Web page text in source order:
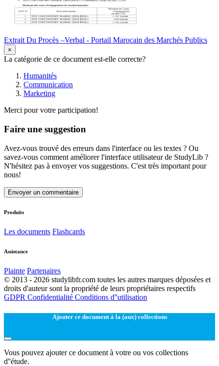
Extrait Du Procès –Verbal - Portail Marocain des Marchés Publics
×
La catégorie de ce document est-elle correcte?
Humanités
Communication
Marketing
Merci pour votre participation!
Faire une suggestion
Avez-vous trouvé des erreurs dans l'interface ou les textes ? Ou
savez-vous comment améliorer l'interface utilisateur de StudyLib ?
N'hésitez pas à envoyer vos suggestions. C'est très important pour
nous!
Envoyer un commentaire
Produits
Les documents Flashcards
Assistance
Plainte Partenaires
© 2013 - 2026 studylibfr.com toutes les autres marques déposées et
droits d'auteur sont la propriété de leurs propriétaires respectifs
GDPR Confidentialité Conditions d''utilisation
Ajouter ce document à la (aux) collections
Vous pouvez ajouter ce document à votre ou vos collections
d''étude.